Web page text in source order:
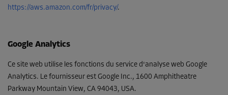
https://aws.amazon.com/fr/privacy/.
Google Analytics
Ce site web utilise les fonctions du service d'analyse web Google
Analytics. Le fournisseur est Google Inc., 1600 Amphitheatre
Parkway Mountain View, CA 94043, USA.